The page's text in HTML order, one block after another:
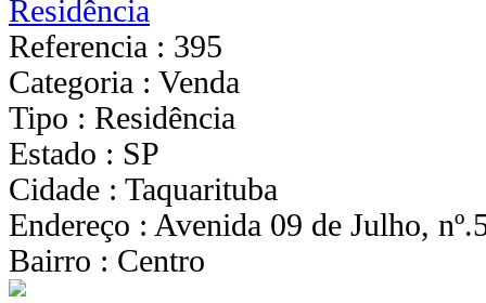
Referencia : 395
Categoria : Venda
Tipo : Residência
Estado : SP
Cidade : Taquarituba
Endereço : Avenida 09 de Julho,
Bairro : Centro